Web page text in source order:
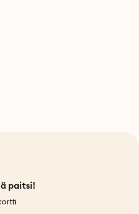
paitsi!